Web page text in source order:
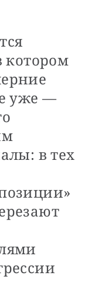
котором
уже —
в тех